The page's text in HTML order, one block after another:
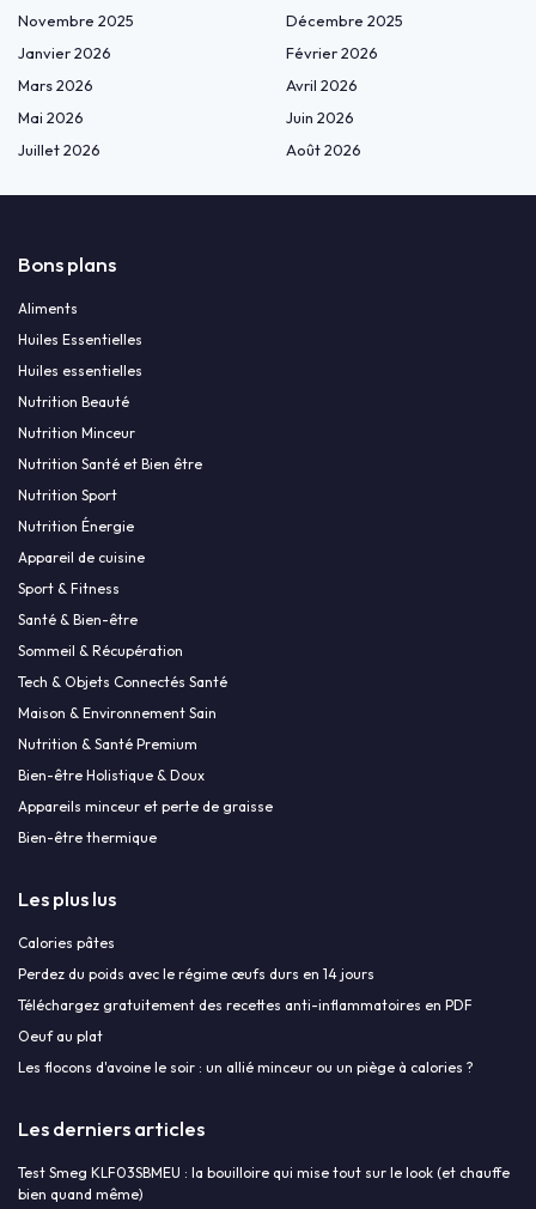
Novembre 2025
Décembre 2025
Janvier 2026
Février 2026
Mars 2026
Avril 2026
Mai 2026
Juin 2026
Juillet 2026
Août 2026
Bons plans
Aliments
Huiles Essentielles
Huiles essentielles
Nutrition Beauté
Nutrition Minceur
Nutrition Santé et Bien être
Nutrition Sport
Nutrition Énergie
Appareil de cuisine
Sport & Fitness
Santé & Bien-être
Sommeil & Récupération
Tech & Objets Connectés Santé
Maison & Environnement Sain
Nutrition & Santé Premium
Bien-être Holistique & Doux
Appareils minceur et perte de graisse
Bien-être thermique
Les plus lus
Calories pâtes
Perdez du poids avec le régime œufs durs en 14 jours
Téléchargez gratuitement des recettes anti-inflammatoires en PDF
Oeuf au plat
Les flocons d'avoine le soir : un allié minceur ou un piège à calories ?
Les derniers articles
Test Smeg KLF03SBMEU : la bouilloire qui mise tout sur le look (et chauffe
bien quand même)